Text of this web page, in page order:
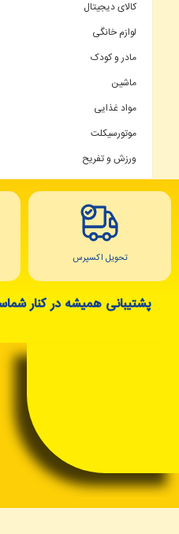
کالای دیجیتال
لوازم خانگی
مادر و کودک
ماشین
مواد غذایی
موتورسیکلت
ورزش و تفریح
تحویل اکسپرس
پشتیبانی همیشه در کنار